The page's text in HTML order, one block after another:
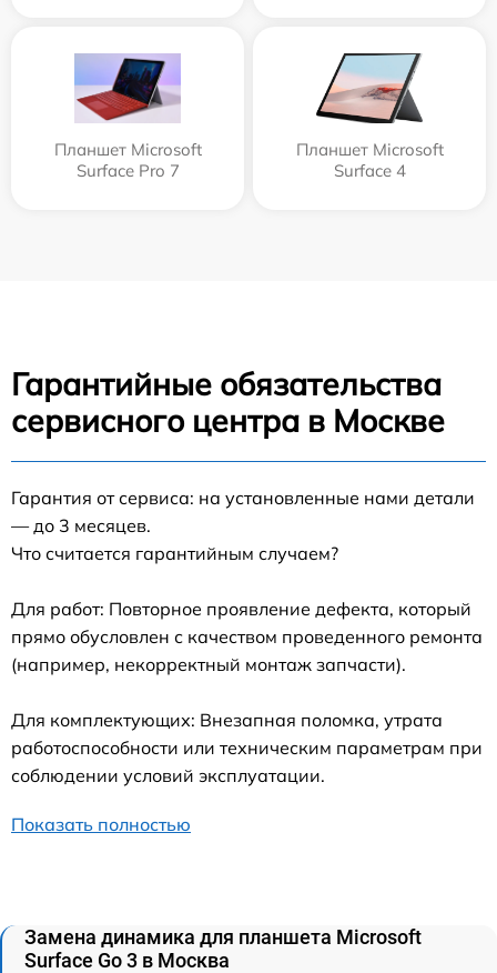
Планшет Microsoft
Surface Pro 7
Планшет Microsoft
Surface 4
Гарантийные обязательства
сервисного центра в Москве
Гарантия от сервиса: на установленные нами детали
— до 3 месяцев.
Что считается гарантийным случаем?
Для работ: Повторное проявление дефекта, который
прямо обусловлен с качеством проведенного ремонта
(например, некорректный монтаж запчасти).
Для комплектующих: Внезапная поломка, утрата
работоспособности или техническим параметрам при
соблюдении условий эксплуатации.
Показать полностью
Замена динамика для планшета Microsoft
Surface Go 3 в Москва